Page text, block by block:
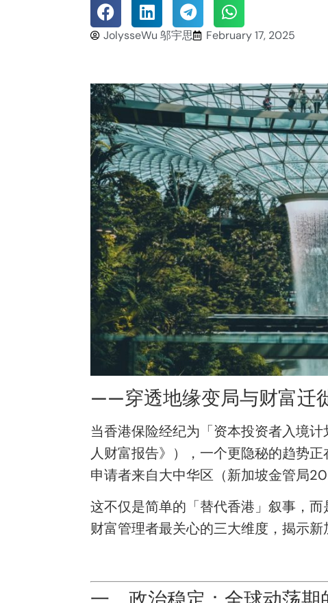
JolysseWu 邬宇思 February 17, 2025
——穿透地缘变局与财富迁
当香港保险经纪为「资本投资者入境
人财富报告》），一个更隐秘的趋势
申请者来自大中华区（新加坡金管局
这不仅是简单的「替代香港」叙事，而
财富管理者最关心的三大维度，揭示